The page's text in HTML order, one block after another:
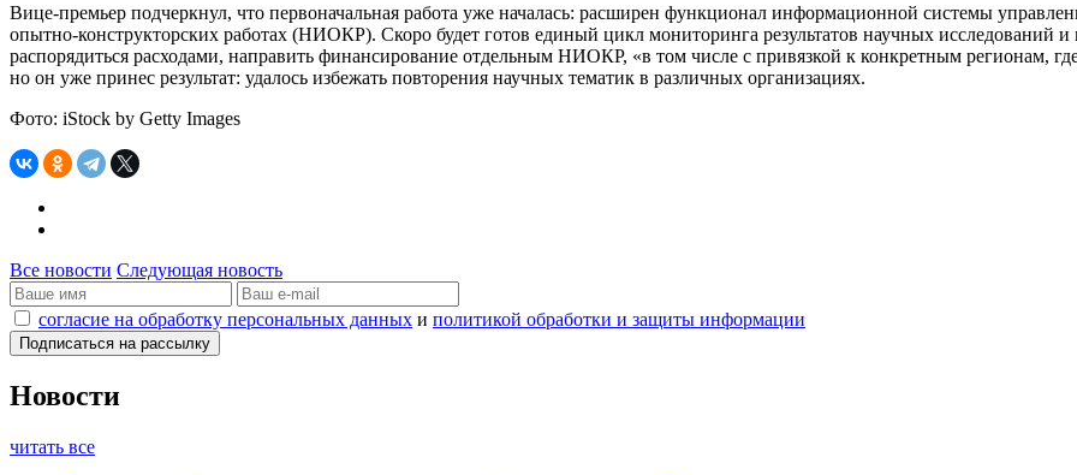
Вице-премьер подчеркнул, что первоначальная работа уже началась: расширен функционал информационной системы
опытно-конструкторских работах (НИОКР). Скоро будет готов единый цикл мониторинга результатов научных исследований
распорядиться расходами, направить финансирование отдельным НИОКР, «в том числе с привязкой к конкретным регионам,
но он уже принес результат: удалось избежать повторения научных тематик в различных организациях.
Фото: iStock by Getty Images
Все новости Следующая новость
согласие на обработку персональных данных и политикой обработки и защиты информации
Новости
читать все